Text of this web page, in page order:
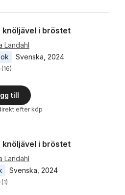
knöljävel i bröstet
Landahl
Svenska 2024
stjärnor. Totalt antal röster:
(16)
till
efter köp
knöljävel i bröstet
Landahl
Svenska 2024
stjärnor. Totalt antal röster:
(1)